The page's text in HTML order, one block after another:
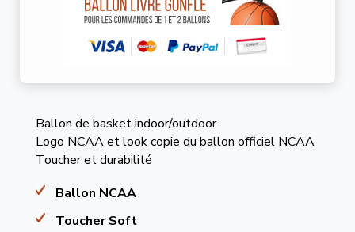
Ballon de basket indoor/outdoor
Logo NCAA et look copie du ballon officiel NCAA
Toucher et durabilité
Ballon NCAA
Toucher Soft